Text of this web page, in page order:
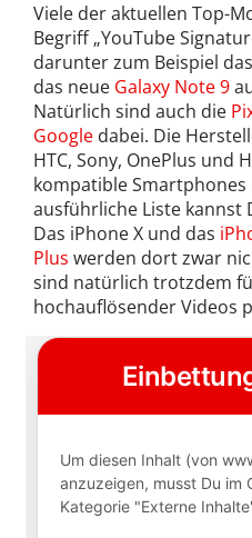
Viele der aktuellen Top-
Begriff „YouTube
darunter zum Beispiel das
das neue Galaxy Note 9
Natürlich sind auch die
Google dabei. Die
HTC, Sony, OnePlus und
kompatible Smartphones
ausführliche Liste kannst
Das iPhone X und das
Plus werden dort zwar
sind natürlich trotzdem
hochauflösender Videos